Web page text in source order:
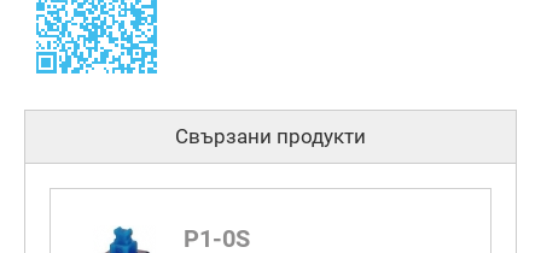
Свързани продукти
P1-0S